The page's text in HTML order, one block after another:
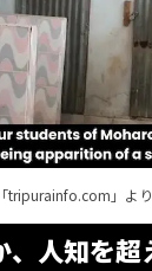
tripurainfo.com 」よ
、人知を